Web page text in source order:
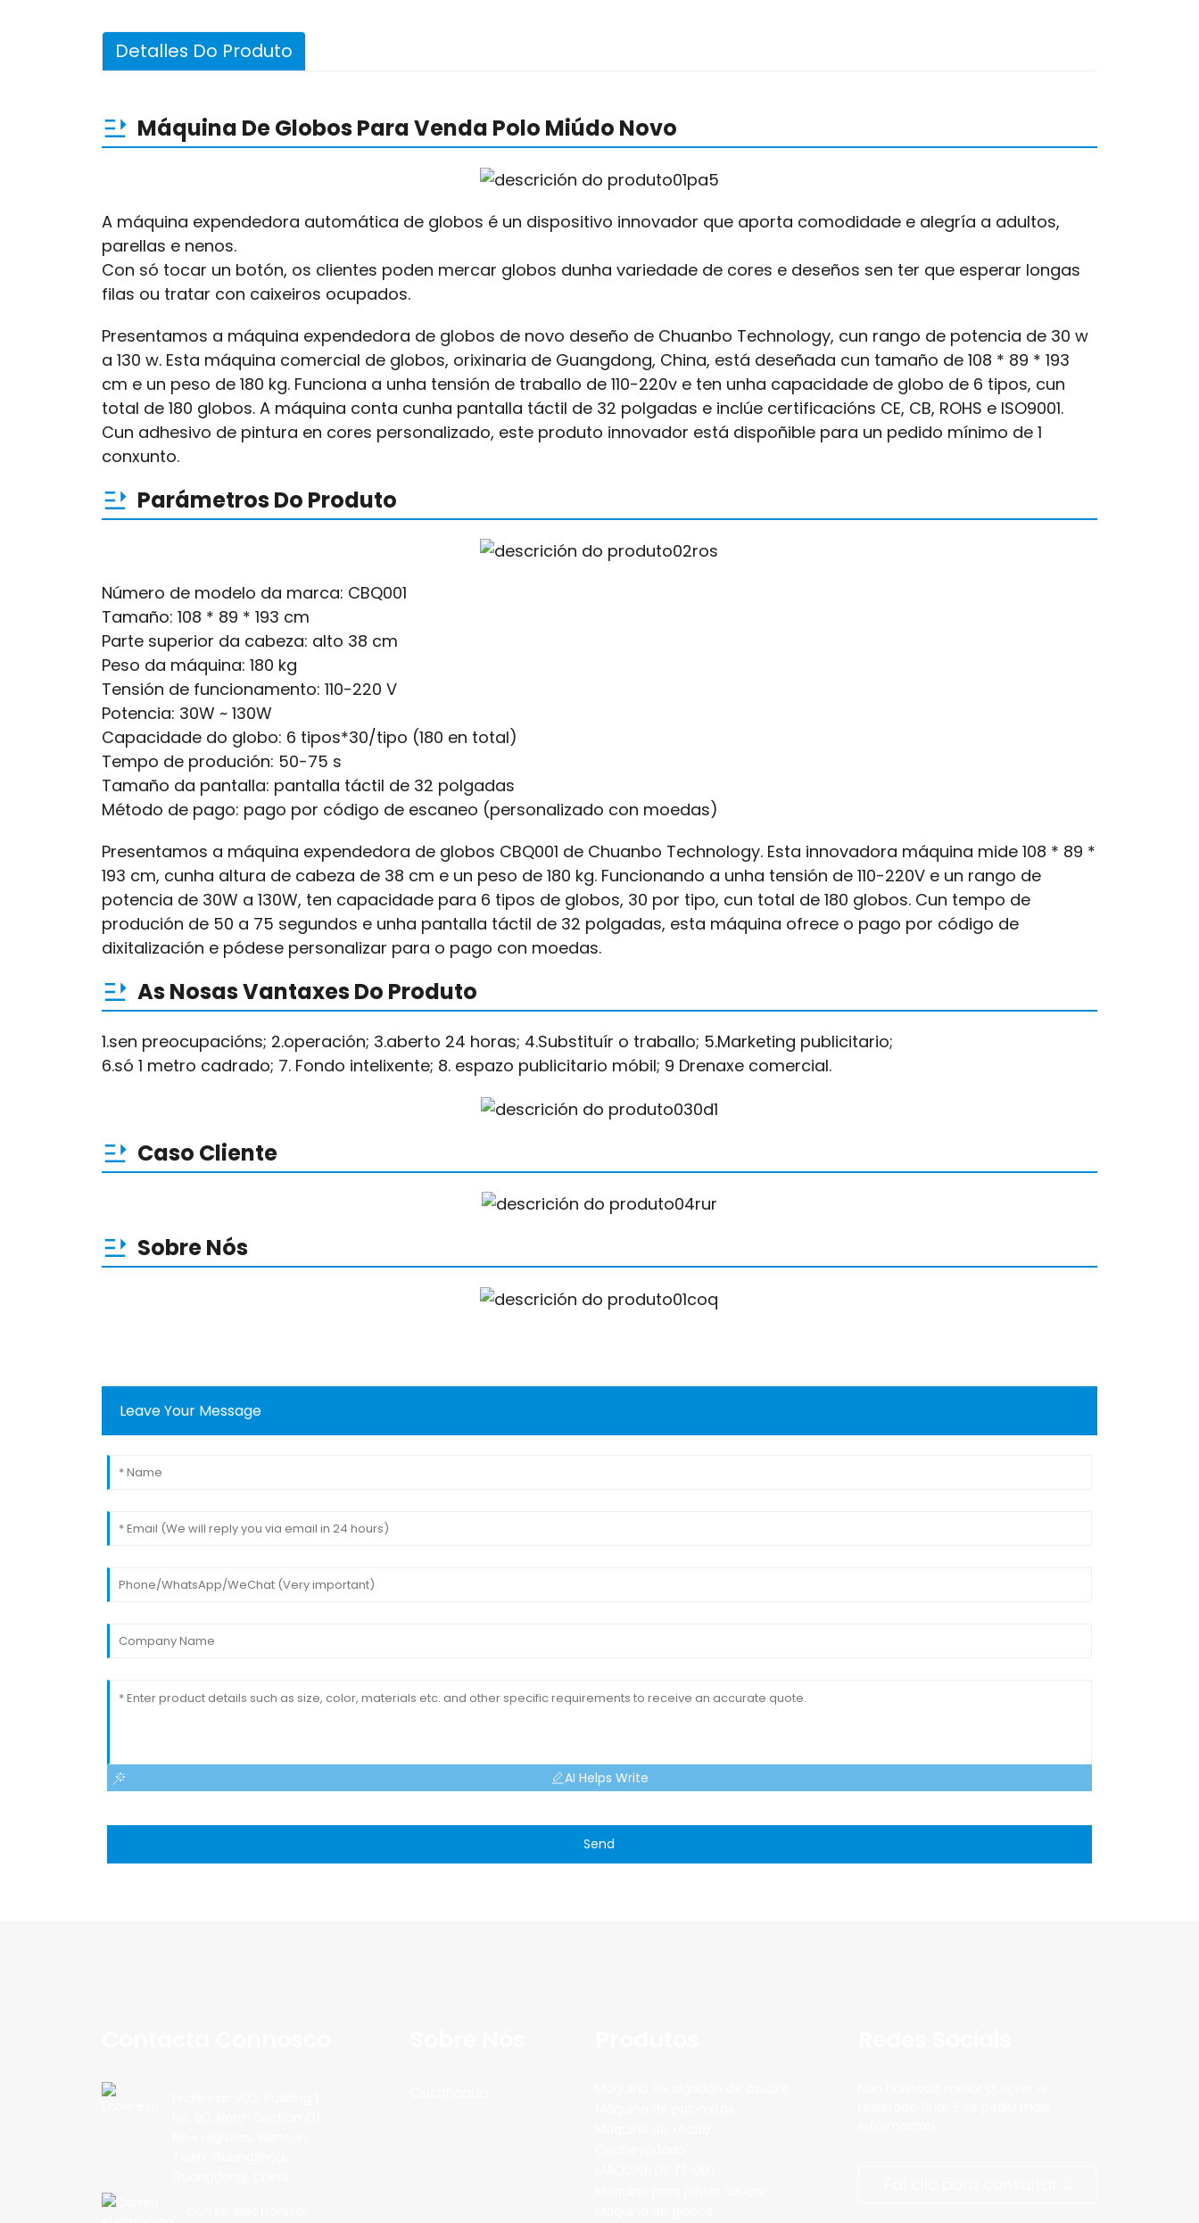
Detalles Do Produto
Máquina De Globos Para Venda Polo Miúdo Novo
A máquina expendedora automática de globos é un dispositivo innovador que aporta comodidade e alegría a adultos,
parellas e nenos.
Con só tocar un botón, os clientes poden mercar globos dunha variedade de cores e deseños sen ter que esperar longas
filas ou tratar con caixeiros ocupados.
Presentamos a máquina expendedora de globos de novo deseño de Chuanbo Technology, cun rango de potencia de 30 w
a 130 w. Esta máquina comercial de globos, orixinaria de Guangdong, China, está deseñada cun tamaño de 108 * 89 * 193
cm e un peso de 180 kg. Funciona a unha tensión de traballo de 110-220v e ten unha capacidade de globo de 6 tipos, cun
total de 180 globos. A máquina conta cunha pantalla táctil de 32 polgadas e inclúe certificacións CE, CB, ROHS e ISO9001.
Cun adhesivo de pintura en cores personalizado, este produto innovador está dispoñible para un pedido mínimo de 1
conxunto.
Parámetros Do Produto
Número de modelo da marca: CBQ001
Tamaño: 108 * 89 * 193 cm
Parte superior da cabeza: alto 38 cm
Peso da máquina: 180 kg
Tensión de funcionamento: 110-220 V
Potencia: 30W ~ 130W
Capacidade do globo: 6 tipos*30/tipo (180 en total)
Tempo de produción: 50-75 s
Tamaño da pantalla: pantalla táctil de 32 polgadas
Método de pago: pago por código de escaneo (personalizado con moedas)
Presentamos a máquina expendedora de globos CBQ001 de Chuanbo Technology. Esta innovadora máquina mide 108 * 89 *
193 cm, cunha altura de cabeza de 38 cm e un peso de 180 kg. Funcionando a unha tensión de 110-220V e un rango de
potencia de 30W a 130W, ten capacidade para 6 tipos de globos, 30 por tipo, cun total de 180 globos. Cun tempo de
produción de 50 a 75 segundos e unha pantalla táctil de 32 polgadas, esta máquina ofrece o pago por código de
dixitalización e pódese personalizar para o pago con moedas.
As Nosas Vantaxes Do Produto
1.sen preocupacións; 2.operación; 3.aberto 24 horas; 4.Substituír o traballo; 5.Marketing publicitario;
6.só 1 metro cadrado; 7. Fondo intelixente; 8. espazo publicitario móbil; 9 Drenaxe comercial.
Caso Cliente
Sobre Nós
Leave Your Message
AI Helps Write
Send